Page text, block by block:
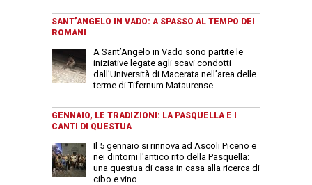
SANT’ANGELO IN VADO: A SPASSO AL TEMPO DEI
ROMANI
A Sant’Angelo in Vado sono partite le
iniziative legate agli scavi condotti
dall’Università di Macerata nell’area delle
terme di Tifernum Mataurense
GENNAIO, LE TRADIZIONI: LA PASQUELLA E I
CANTI DI QUESTUA
Il 5 gennaio si rinnova ad Ascoli Piceno e
nei dintorni l'antico rito della Pasquella:
una questua di casa in casa alla ricerca di
cibo e vino